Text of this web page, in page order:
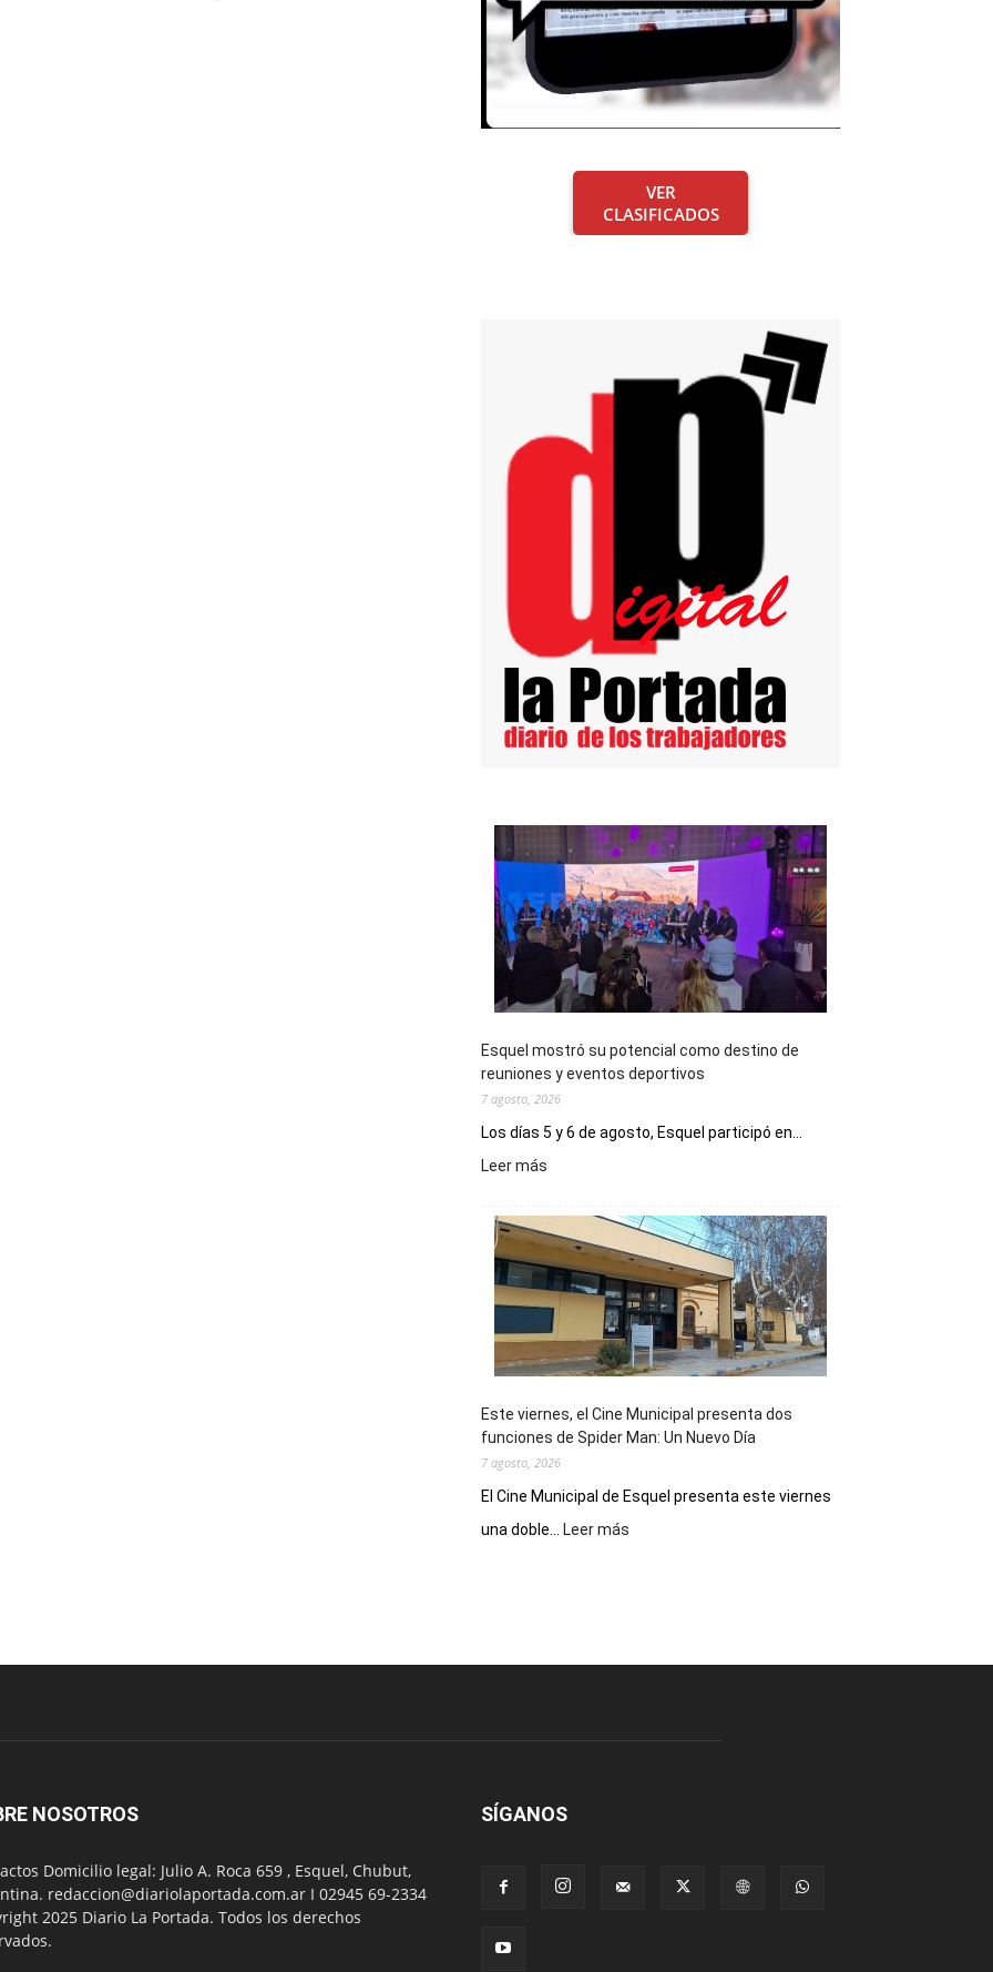
VER
CLASIFICADOS
Esquel mostró su potencial como destino de
reuniones y eventos deportivos
7 agosto, 2026
Los días 5 y 6 de agosto, Esquel participó en...
Leer más
su
potencial
como
destino
de
reuniones
y
deportivos
Este viernes, el Cine Municipal presenta dos
funciones de Spider Man: Un Nuevo Día
7 agosto, 2026
El Cine Municipal de Esquel presenta este viernes
una doble...
Leer más
presenta
NOSOTROS
Domicilio legal: Julio A. Roca 659 , Esquel, Chubut,
redaccion@diariolaportada.com.ar I 02945 69-2334
2025 Diario La Portada. Todos los derechos
SÍGANOS